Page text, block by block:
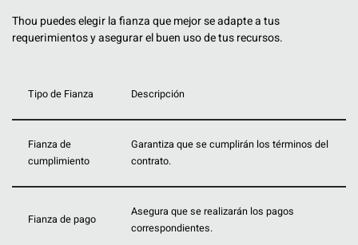
Thou puedes elegir la fianza que mejor se adapte a tus
requerimientos y asegurar el buen uso de tus recursos.
Tipo de Fianza Descripción
Fianza de
cumplimiento
Garantiza que se cumplirán los términos del
contrato.
Fianza de pago
Asegura que se realizarán los pagos
correspondientes.